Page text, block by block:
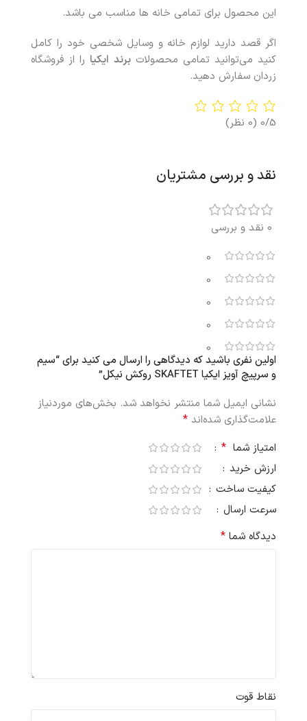
این محصول برای تمامی خانه ها مناسب می باشد.
اگر قصد دارید لوازم خانه و وسایل شخصی خود را کامل
کنید می‌توانید تمامی محصولاتبرند ایکیا را از فروشگاه
زردان سفارش دهید.
0/5 (0 نظر)
نقد و بررسی مشتریان
0 نقد و بررسی
0
0
0
0
0
اولین نفری باشید که دیدگاهی را ارسال می کنید برای “سیم
و سرپیچ آویز ایکیا SKAFTET روکش نیکل”
نشانی ایمیل شما منتشر نخواهد شد. بخش‌های موردنیاز
علامت‌گذاری شده‌اند *
امتیاز شما *
ارزش خرید
کیفیت ساخت
سرعت ارسال
دیدگاه شما *
نقاط قوت